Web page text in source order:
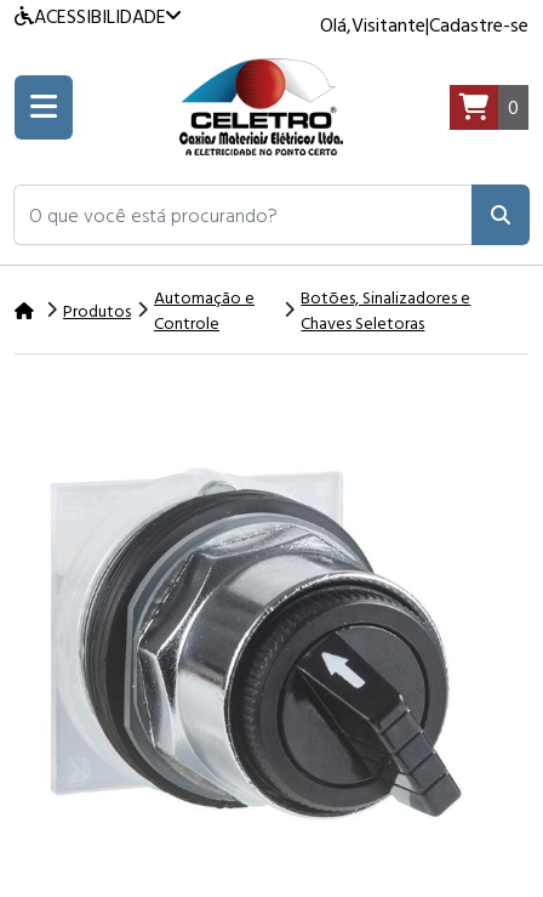
ACESSIBILIDADE Olá,Visitante|Cadastre-se
O que você está procurando?
0
Produtos
Automação e
Controle
Botões, Sinalizadores e
Chaves Seletoras